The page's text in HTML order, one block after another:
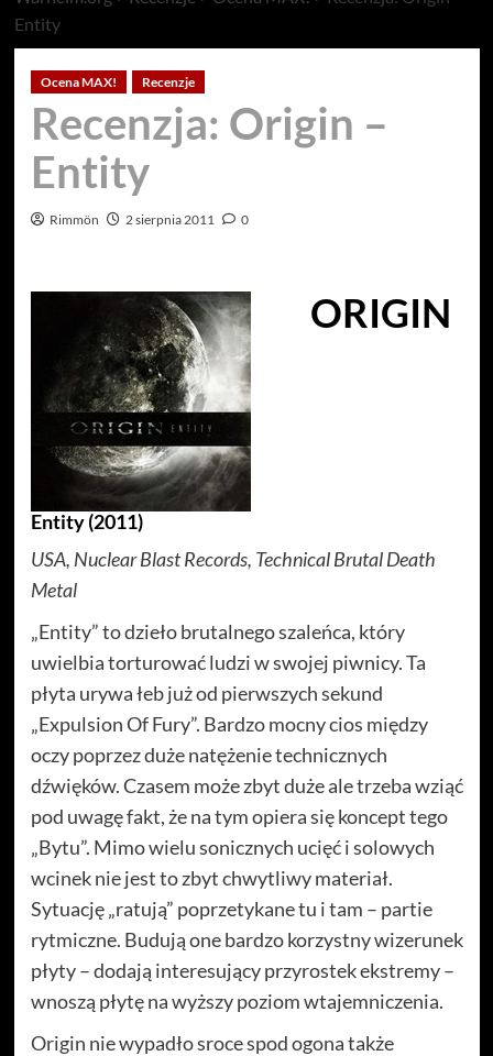
Entity
Ocena MAX! Recenzje
Recenzja: Origin –
Entity
Rimmön 2 sierpnia 2011 0
ORIGIN
Entity (2011)
USA, Nuclear Blast Records, Technical Brutal Death
Metal
„Entity” to dzieło brutalnego szaleńca, który
uwielbia torturować ludzi w swojej piwnicy. Ta
płyta urywa łeb już od pierwszych sekund
„Expulsion Of Fury”. Bardzo mocny cios między
oczy poprzez duże natężenie technicznych
dźwięków. Czasem może zbyt duże ale trzeba wziąć
pod uwagę fakt, że na tym opiera się koncept tego
„Bytu”. Mimo wielu sonicznych ucięć i solowych
wcinek nie jest to zbyt chwytliwy materiał.
Sytuację „ratują” poprzetykane tu i tam – partie
rytmiczne. Budują one bardzo korzystny wizerunek
płyty – dodają interesujący przyrostek ekstremy –
wnoszą płytę na wyższy poziom wtajemniczenia.
Origin nie wypadło sroce spod ogona także